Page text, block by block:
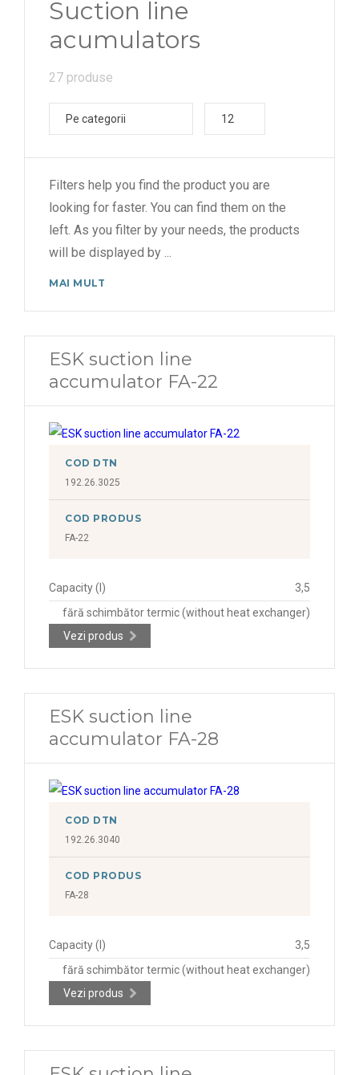
Suction line
acumulators
27 produse
Pe categorii 12
Filters help you find the product you are
looking for faster. You can find them on the
left. As you filter by your needs, the products
will be displayed by
MAI MULT
ESK suction line
accumulator FA-22
COD DTN
192.26.3025
COD PRODUS
FA-22
Capacity (l)
3,5
fără schimbător termic (without heat exchanger)
Vezi produs
ESK suction line
accumulator FA-28
COD DTN
192.26.3040
COD PRODUS
FA-28
Capacity (l)
3,5
fără schimbător termic (without heat exchanger)
Vezi produs